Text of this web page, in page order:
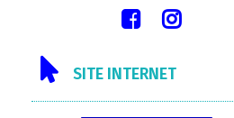
SITE INTERNET